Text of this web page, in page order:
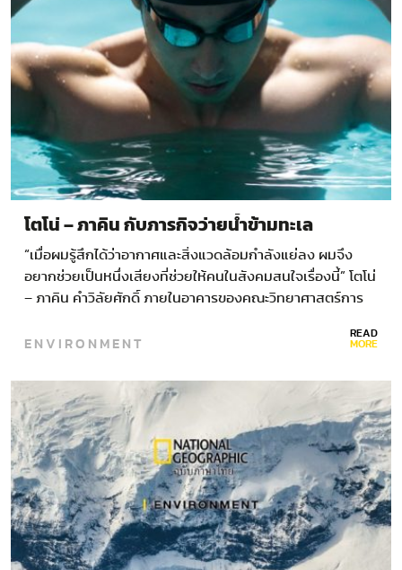
โตโน่ – ภาคิน กับภารกิจว่ายน้ำข้ามทะเล
“เมื่อผมรู้สึกได้ว่าอากาศและสิ่งแวดล้อมกำลังแย่ลง ผมจึง
อยากช่วยเป็นหนึ่งเสียงที่ช่วยให้คนในสังคมสนใจเรื่องนี้” โตโน่
– ภาคิน คำวิลัยศักดิ์ ภายในอาคารของคณะวิทยาศาสตร์การ
ENVIRONMENT READ
MORE